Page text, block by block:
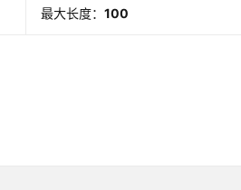
最大长度：100